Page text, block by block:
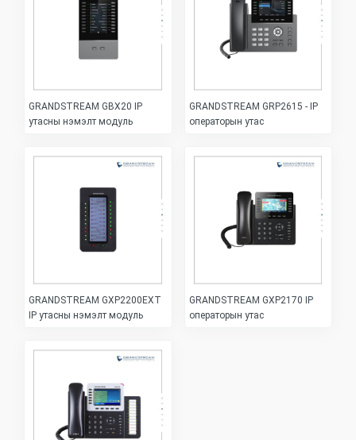
GRANDSTREAM GBX20 IP
утасны нэмэлт модуль
GRANDSTREAM GRP2615 - IP
операторын утас
GRANDSTREAM GXP2200EXT
IP утасны нэмэлт модуль
GRANDSTREAM GXP2170 IP
операторын утас